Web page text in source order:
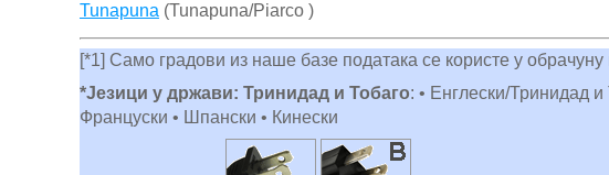
Tunapuna (Tunapuna/Piarco )
[*1] Само градови из наше базе података се користе у
*Језици у држави: Тринидад и Тобаго: • Енглески/Тринидад
Француски • Шпански • Кинески